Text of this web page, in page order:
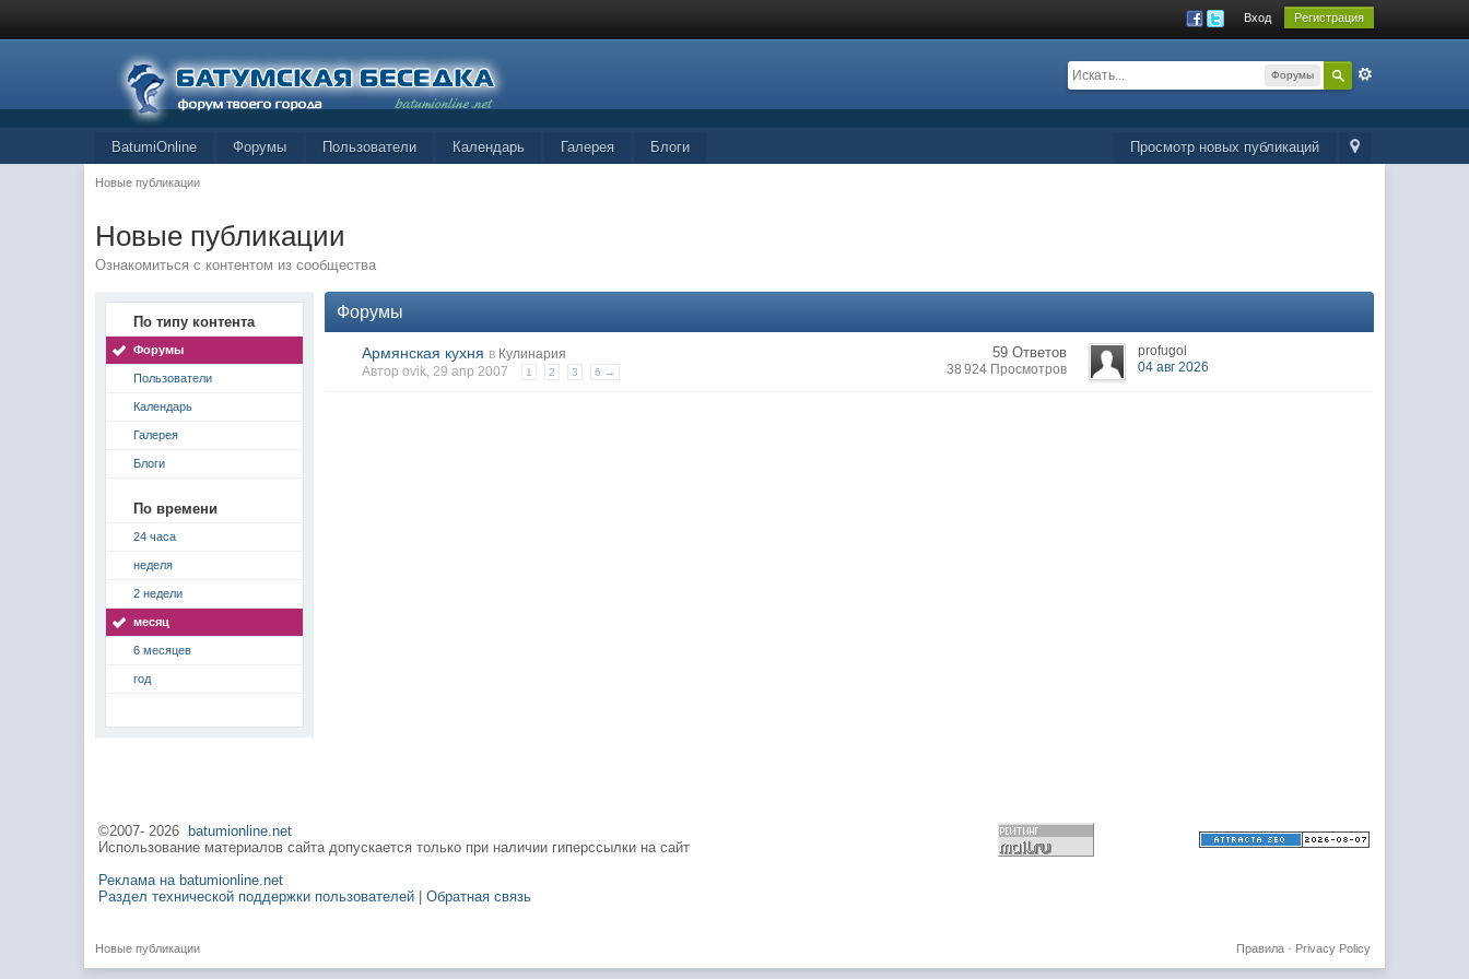
Вход Регистрация
Форумы
Просмотр новых публикаций
BatumiOnline Форумы Пользователи Календарь Галерея Блоги
Новые публикации
Новые публикации
Ознакомиться с контентом из сообщества
По типу контента
Форумы
Пользователи
Календарь
Галерея
Блоги
По времени
24 часа
неделя
2 недели
месяц
6 месяцев
год
Форумы
Армянская кухня в Кулинария
Автор ovik, 29 апр 2007
1 2 3 6 →
59 Ответов
38 924 Просмотров
profugol
04 авг 2026
©2007-2026
batumionline.net
Использование материалов сайта допускается только при наличии гиперссылки на сайт
Реклама на batumionline.net
Раздел технической поддержки пользователей |Обратная связь
Новые публикации Privacy Policy
Правила·